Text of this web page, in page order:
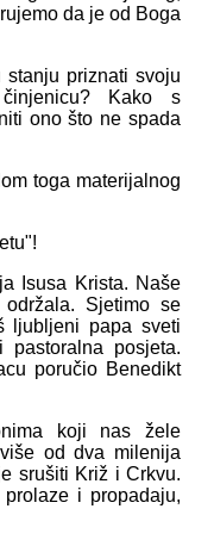
da je od Boga
priznati svoju
Kako s
ono što ne spada
toga materijalnog
Isusa Krista. Naše
Sjetimo se
ljubljeni papa sveti
posjeta.
poručio Benedikt
koji nas žele
od dva milenija
srušiti Križ i Crkvu.
i propadaju,